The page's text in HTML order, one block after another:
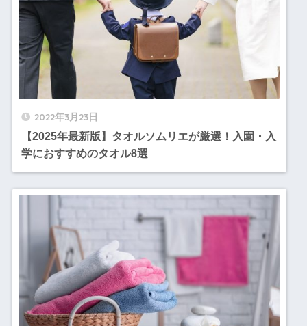
2022年3月23日
【2025年最新版】タオルソムリエが厳選！入園・入
学におすすめのタオル8選